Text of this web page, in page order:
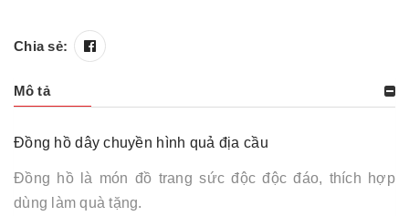
Chia sẻ:
Mô tả
Đồng hồ dây chuyền hình quả địa cầu
Đồng hồ là món đồ trang sức độc độc đáo, thích hợp
dùng làm quà tặng.